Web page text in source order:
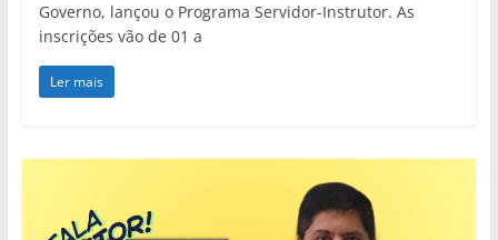
Governo, lançou o Programa Servidor-Instrutor. As
inscrições vão de 01 a
Ler mais